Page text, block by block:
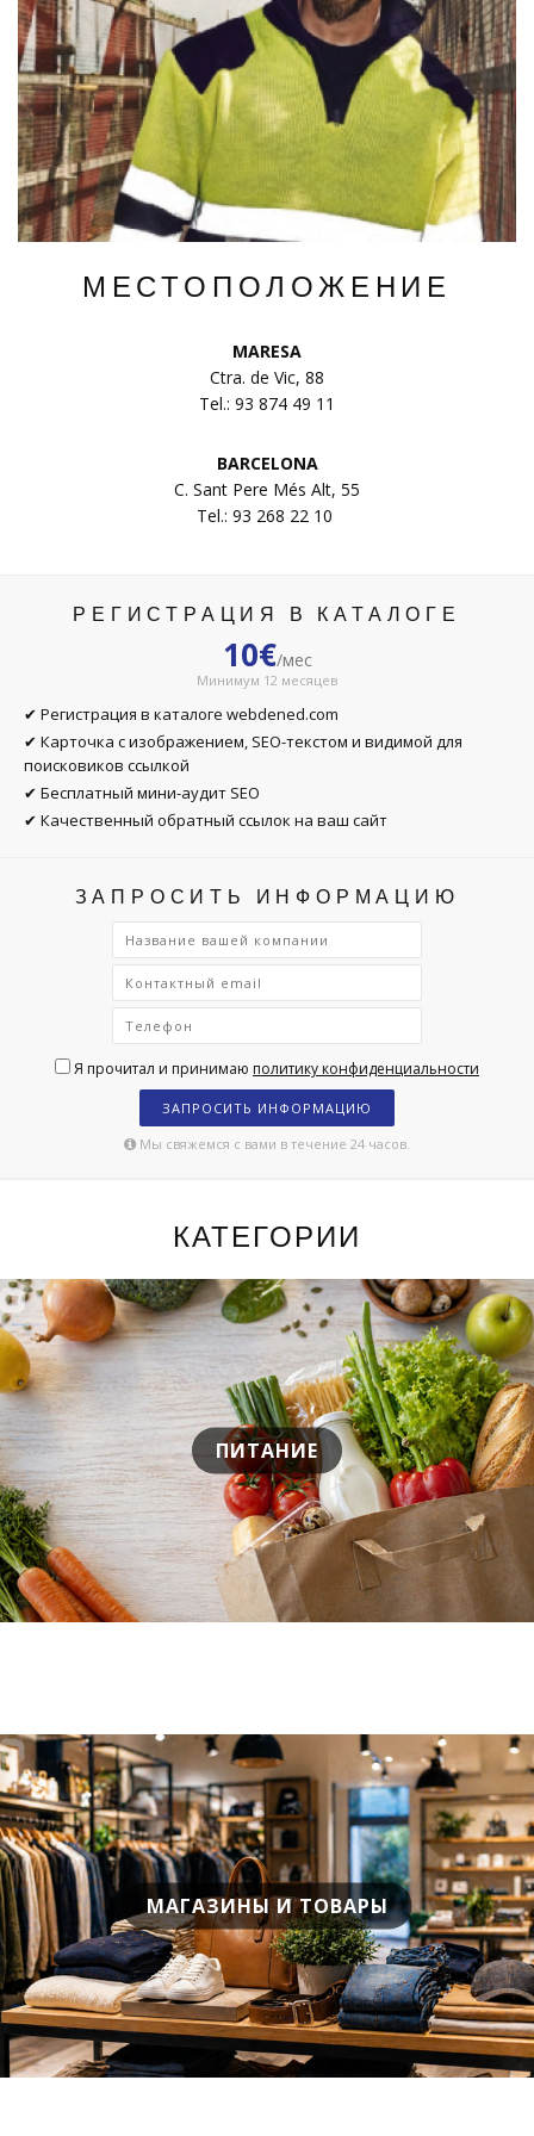
МЕСТОПОЛОЖЕНИЕ
MARESA
Ctra. de Vic, 88
Tel.: 93 874 49 11
BARCELONA
C. Sant Pere Més Alt, 55
Tel.: 93 268 22 10
РЕГИСТРАЦИЯ В КАТАЛОГЕ
10€/мес
Минимум 12 месяцев
✔ Регистрация в каталоге webdened.com
✔ Карточка с изображением, SEO-текстом и видимой для
поисковиков ссылкой
✔ Бесплатный мини-аудит SEO
✔ Качественный обратный ссылок на ваш сайт
ЗАПРОСИТЬ ИНФОРМАЦИЮ
Я прочитал и принимаю политику конфиденциальности
ЗАПРОСИТЬ ИНФОРМАЦИЮ
Мы свяжемся с вами в течение 24 часов.
КАТЕГОРИИ
ПИТАНИЕ
МАГАЗИНЫ И ТОВАРЫ